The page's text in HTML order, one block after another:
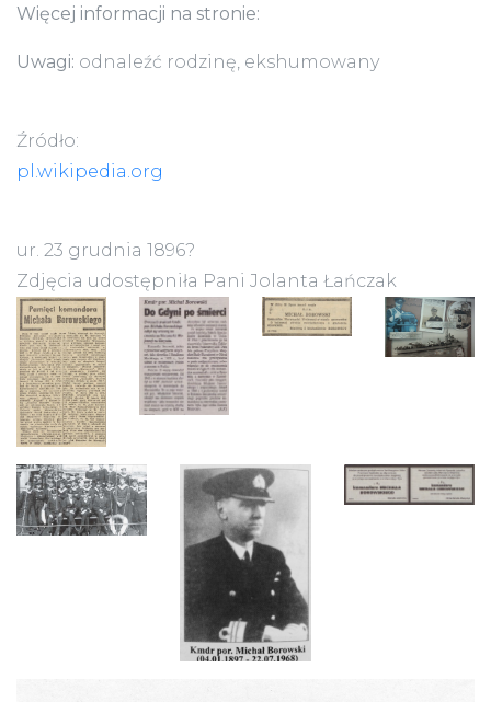
Więcej informacji na stronie:
Uwagi: odnaleźć rodzinę, ekshumowany
Źródło:
pl.wikipedia.org
ur. 23 grudnia 1896?
Zdjęcia udostępniła Pani Jolanta Łańczak